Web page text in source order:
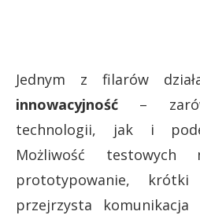
Jednym z filarów
innowacyjność –
technologii, jak i
Możliwość testowych
prototypowanie,
przejrzysta